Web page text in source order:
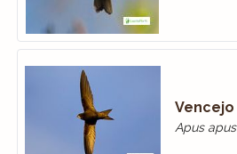
Vencejo
Apus apus